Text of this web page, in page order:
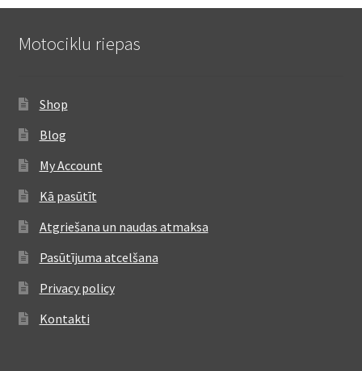
Motociklu riepas
Shop
Blog
My Account
Kā pasūtīt
Atgriešana un naudas atmaksa
Pasūtījuma atcelšana
Privacy policy
Kontakti